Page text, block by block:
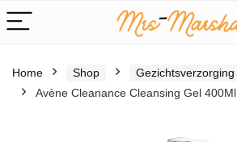
Home Shop Gezichtsverzorging
Avène Cleanance Cleansing Gel 400Ml